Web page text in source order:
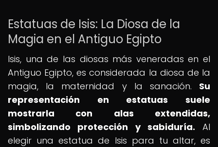
Estatuas de Isis: La Diosa de la
Magia en el Antiguo Egipto
Isis, una de las diosas más veneradas en el
Antiguo Egipto, es considerada la diosa de la
magia, la maternidad y la sanación. Su
representación en estatuas suele
mostrarla con alas extendidas,
simbolizando protección y sabiduría. Al
elegir una estatua de Isis para tu altar, es